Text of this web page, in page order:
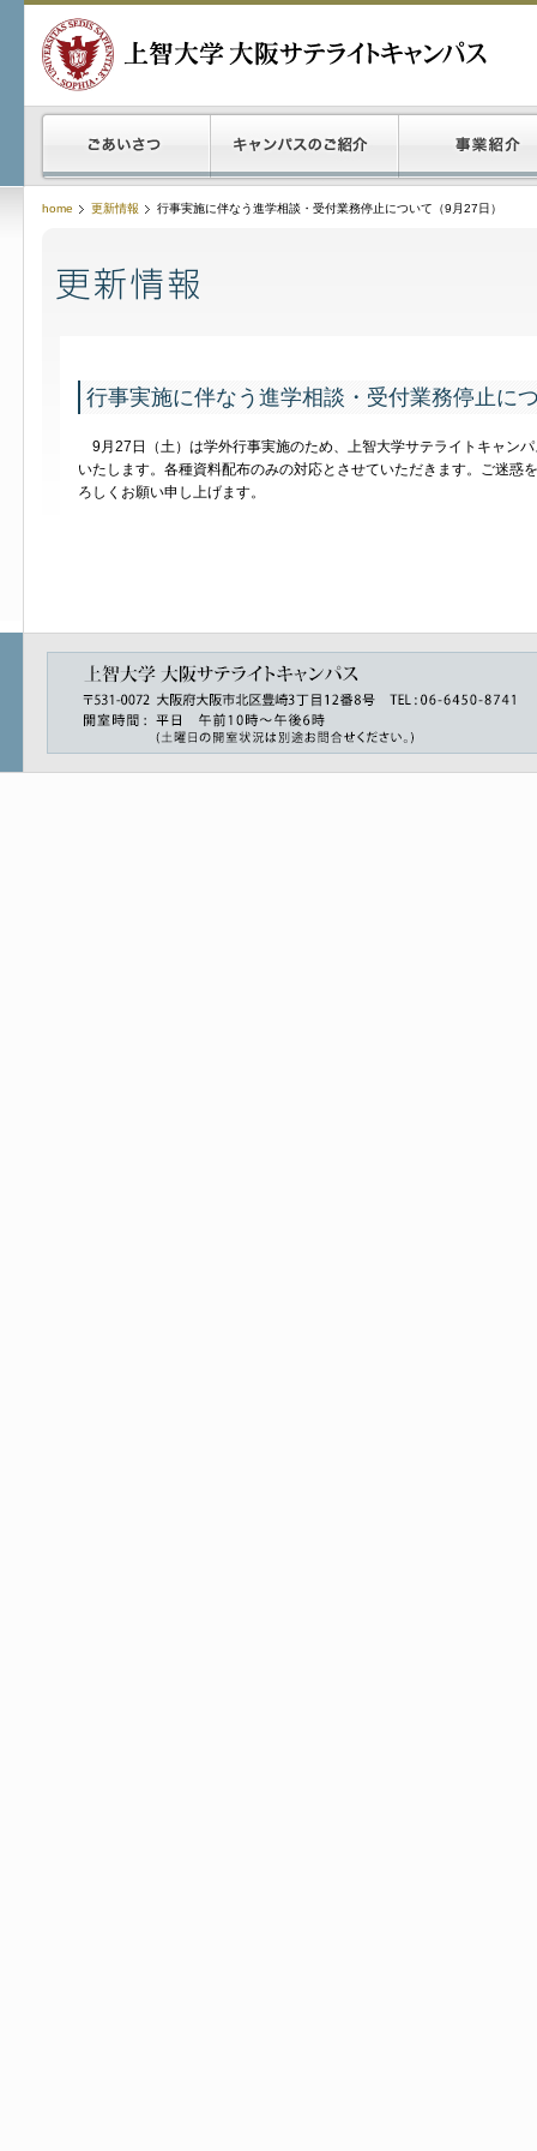
home 更新情報 行事実施に伴なう進学相談・受付業務停止について（9月27日）
行事実施に伴なう進学相談・受付業務停止に
9月27日（土）は学外行事実施のため、上智大学サテライトキャン
いたします。各種資料配布のみの対応とさせていただきます。ご迷惑
ろしくお願い申し上げます。